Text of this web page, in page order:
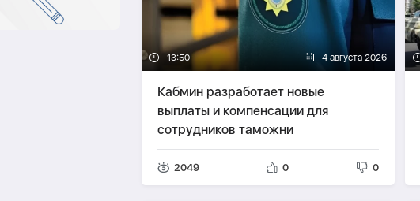
13:50 4 августа 2026
Кабмин разработает новые
выплаты и компенсации для
сотрудников таможни
2049 0 0